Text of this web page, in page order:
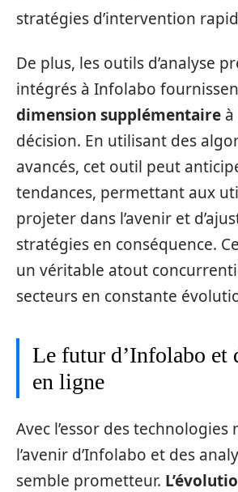
stratégies d’intervention
De plus, les outils d’analyse
intégrés à Infolabo
dimension supplémentaire
décision. En utilisant des
avancés, cet outil peut
tendances, permettant aux
projeter dans l’avenir et
stratégies en conséquence.
un véritable atout
secteurs en constante
Le futur d’Infolabo et
en ligne
Avec l’essor des technologies
l’avenir d’Infolabo et des
semble prometteur.